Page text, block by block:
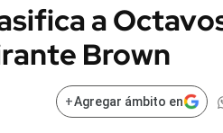
Sustentabilidad
POLÍTICA
a
Brown
+Agregar ámbito en